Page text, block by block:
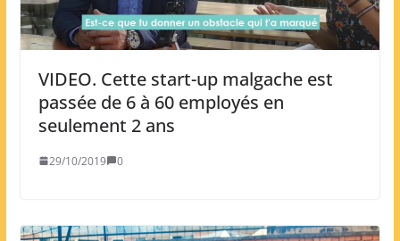
VIDEO. Cette start-up malgache est
passée de 6 à 60 employés en
seulement 2 ans
29/10/2019 0